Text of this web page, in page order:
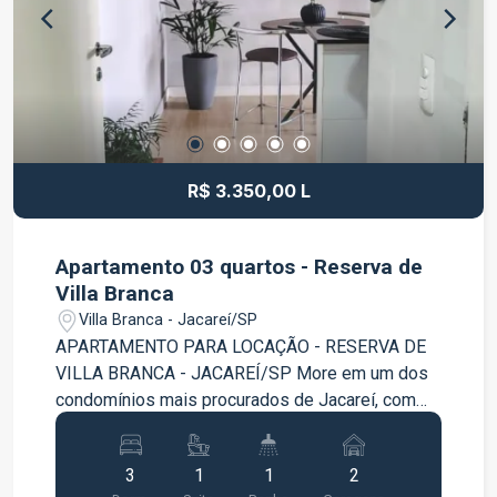
cidade, tornando sua rotina mais prática e
conveniente. Entre em contato para mais
informações e agende uma visita. Venha
conhecer este excelente imóvel e encontre o seu
novo lar.
R$ 3.350,00 L
Apartamento 03 quartos - Reserva de
Villa Branca
Villa Branca - Jacareí/SP
APARTAMENTO PARA LOCAÇÃO - RESERVA DE
VILLA BRANCA - JACAREÍ/SP More em um dos
condomínios mais procurados de Jacareí, com
conforto, praticidade e excelente localização!
Este apartamento oferece ambientes amplos,
bem distribuídos e mobiliados, proporcionando
3 1 1 2